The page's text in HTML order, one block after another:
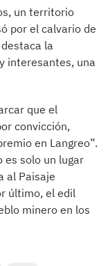
un territorio
por el calvario de
la
interesantes, una
que el
convicción,
en Langreo”.
es solo un lugar
al Paisaje
último, el edil
minero en los